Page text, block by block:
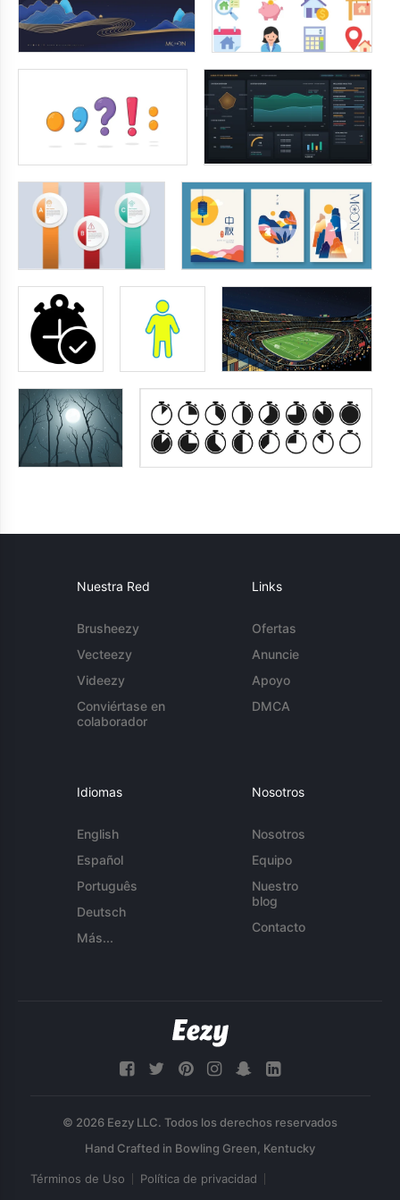
Nuestra Red
Brusheezy
Vecteezy
Videezy
Conviértase en
colaborador
Links
Ofertas
Anuncie
Apoyo
DMCA
Idiomas
English
Español
Português
Deutsch
Más...
Nosotros
Nosotros
Equipo
Nuestro
blog
Contacto
© 2026 Eezy LLC. Todos los derechos reservados
Términos de Uso Política de privacidad